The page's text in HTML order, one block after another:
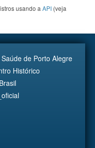
usando a API (veja
de Porto Alegre
Histórico